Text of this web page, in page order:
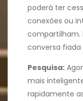
poderá ter
conexões ou
compartilham.
conversa
Pesquisa:
mais
rapidamente